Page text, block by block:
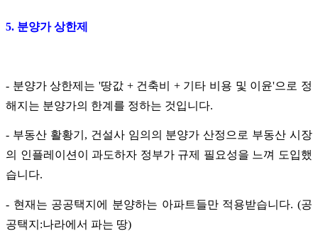
5. 분양가 상한제
- 분양가 상한제는 '땅값 + 건축비 + 기타 비용 및 이윤'으로 정
해지는 분양가의 한계를 정하는 것입니다.
- 부동산 활황기, 건설사 임의의 분양가 산정으로 부동산 시장
의 인플레이션이 과도하자 정부가 규제 필요성을 느껴 도입했
습니다.
- 현재는 공공택지에 분양하는 아파트들만 적용받습니다. (공
공택지:나라에서 파는 땅)